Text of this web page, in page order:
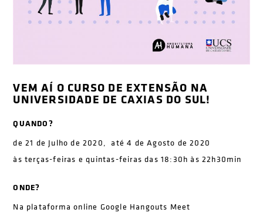
VEM AÍ O CURSO DE EXTENSÃO NA
UNIVERSIDADE DE CAXIAS DO SUL!
QUANDO?
de 21 de Julho de 2020, até 4 de Agosto de 2020
às terças-feiras e quintas-feiras das 18:30h às 22h30min
ONDE?
Na plataforma online Google Hangouts Meet